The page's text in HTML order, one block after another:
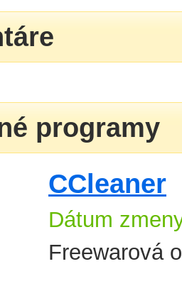
programy
CCleaner
Dátum
Freewarová